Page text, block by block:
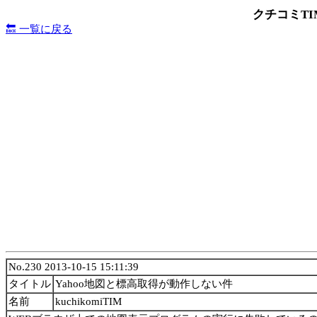
クチコミ
🔙 一覧に戻る
No.230 2013-10-15 15:11:39
タイトル Yahoo地図と標高取得が動作しない件
名前
kuchikomiTIM